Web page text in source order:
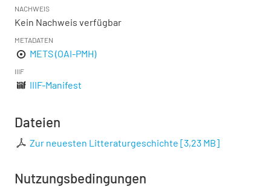
NACHWEIS
Kein Nachweis verfügbar
METADATEN
METS (OAI-PMH)
IIIF
IIIF-Manifest
Dateien
Zur neuesten Litteraturgeschichte [3,23 MB]
Nutzungsbedingungen